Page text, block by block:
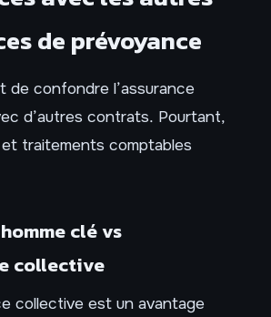
de prévoyance
de confondre l’assurance
d’autres contrats. Pourtant,
traitements comptables
clé vs
collective
collective est un avantage